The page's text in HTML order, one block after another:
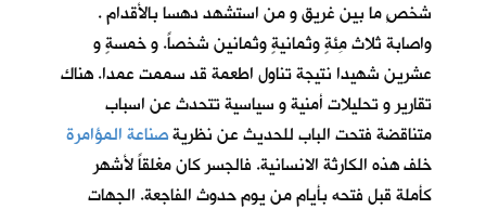
شخصٍ ما بين غريق و من استشهد دهسا بالأقدام .
واصابة ثلاث مِئةٍ وثمانيةٍ وثمانين شخصاً. و خمسةٍ و
عشرين شهيدا نتيجة تناول اطعمة قد سممت عمدا. هناك
تقارير و تحليلات أمنية و سياسية تتحدث عن اسباب
متناقضة فتحت الباب للحديث عن نظريةصناعة المؤامرة
خلف هذه الكارثة الانسانية. فالجسر كان مغلقاً لأشهر
كأملة قبل فتحه بأيام من يوم حدوث الفاجعة. الجهات